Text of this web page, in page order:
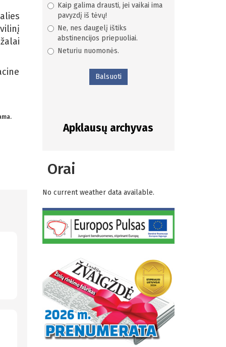
Kaip galima drausti, jei vaikai ima
pavyzdį iš tėvų!
Ne, nes daugelį ištiks
abstinencijos priepuoliai.
Neturiu nuomonės.
Balsuoti
Apklausų archyvas
Orai
No current weather data available.